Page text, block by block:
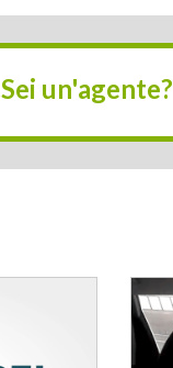
Sei un'agente?